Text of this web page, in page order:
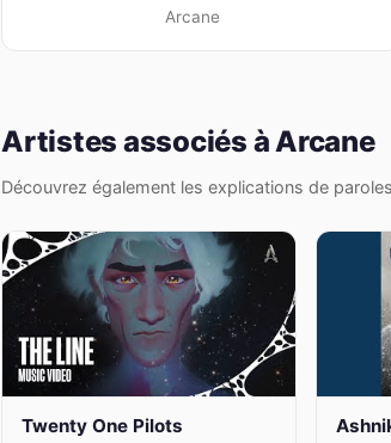
Arcane
Artistes associés à Arcane
Découvrez également les explications de
Twenty One Pilots